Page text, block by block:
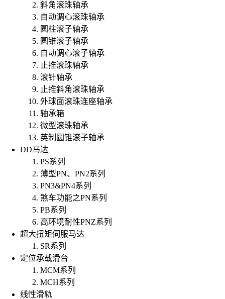
斜角滚珠轴承
自动调心滚珠轴承
圆柱滚子轴承
圆锥滚子轴承
自动调心滚子轴承
止推滚珠轴承
滚针轴承
止推斜角滚珠轴承
外球面滚珠连座轴承
轴承箱
微型滚珠轴承
英制圆锥滚子轴承
DD马达
PS系列
薄型PN、PN2系列
PN3&PN4系列
煞车功能之PN系列
PB系列
高环境耐性PNZ系列
超大扭矩伺服马达
SR系列
定位承载滑台
MCM系列
MCH系列
线性滑轨